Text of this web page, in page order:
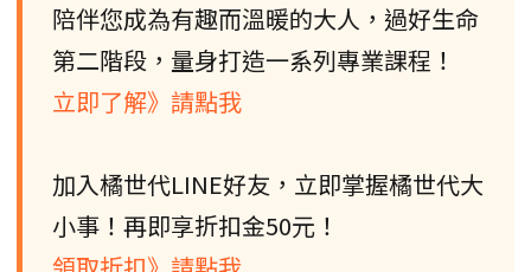
陪伴您成為有趣而溫暖的大人，過好生命
第二階段，量身打造一系列專業課程！
立即了解》請點我
加入橘世代LINE好友，立即掌握橘世代大
小事！再即享折扣金50元！